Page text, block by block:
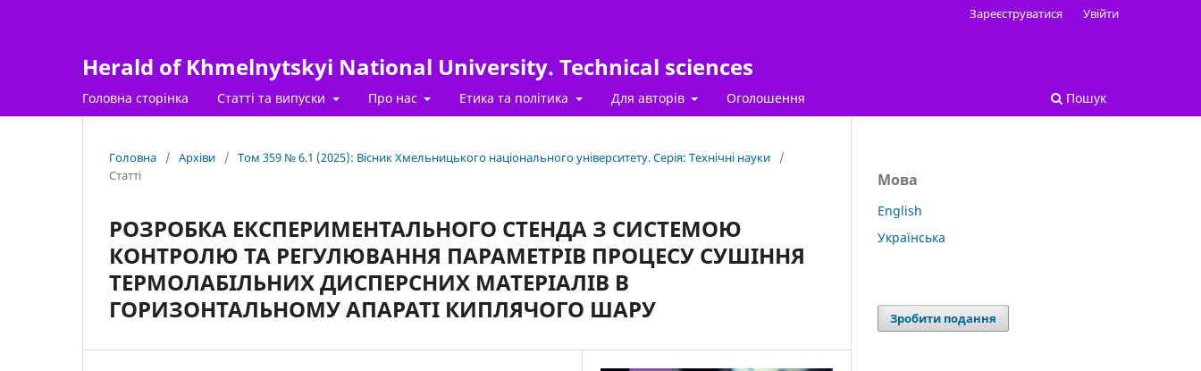
Herald of Khmelnytskyi National University. Technical sciences
Головна сторінка Статті та випуски Про нас Етика та політика Для авторів Оголошення Пошук
Зареєструватися Увійти
Головна / Архіви / Том 359 № 6.1 (2025): Вісник Хмельницького національного університету. Серія: Технічні науки
/
Статті
РОЗРОБКА ЕКСПЕРИМЕНТАЛЬНОГО СТЕНДА З СИСТЕМОЮ
КОНТРОЛЮ ТА РЕГУЛЮВАННЯ ПАРАМЕТРІВ ПРОЦЕСУ СУШІННЯ
ТЕРМОЛАБІЛЬНИХ ДИСПЕРСНИХ МАТЕРІАЛІВ В
ГОРИЗОНТАЛЬНОМУ АПАРАТІ КИПЛЯЧОГО ШАРУ
Мова
English
Українська
Зробити подання